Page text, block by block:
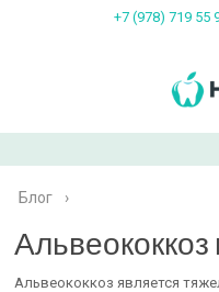
+7 (978) 719 55
Блог ›
Альвеококкоз
Альвеококкоз является